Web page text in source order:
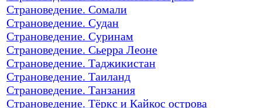
Страноведение. Сомали
Страноведение. Судан
Страноведение. Суринам
Страноведение. Сьерра Леоне
Страноведение. Таджикистан
Страноведение. Таиланд
Страноведение. Танзания
Страноведение. Тёркс и Кайкос острова